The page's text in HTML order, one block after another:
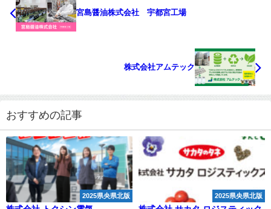
宮島醤油株式会社 宇都宮工場
株式会社アムテック
おすすめの記事
2025県央県北版 2025県央県北版